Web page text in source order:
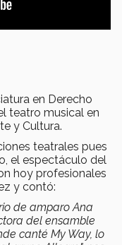
en Derecho
teatro musical en
y Cultura.
teatrales pues
el espectáculo del
hoy profesionales
y contó:
de amparo Ana
del ensamble
canté My Way, lo